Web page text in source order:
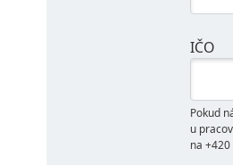
IČO
Pokud
u
na